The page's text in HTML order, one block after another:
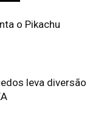
o Pikachu
leva diversão